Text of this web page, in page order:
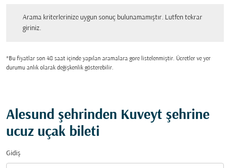
Arama kriterlerinize uygun sonuç bulunamamıştır. Lutfen tekrar
giriniz.
*Bu fiyatlar son 48 saat içinde yapılan aramalara gore listelenmiştir. Ücretler ve yer
durumu anlık olarak değişkenlik gösterebilir.
Alesund şehrinden Kuveyt şehrine
ucuz uçak bileti
Gidiş